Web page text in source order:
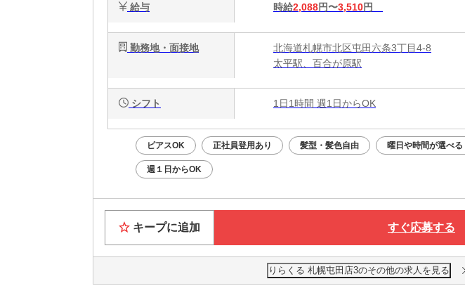
給与 時給2,088円〜3,510円
勤務地・面接地
北海道札幌市北区屯田六条3丁目4-8
太平駅、百合が原駅
シフト 1日1時間 週1日からOK
ピアスOK 正社員登用あり 髪型・髪色自由 曜日や時間が選べる
週１日からOK
キープに追加 すぐ応募する
りらくる 札幌屯田店3のその他の求人を見る